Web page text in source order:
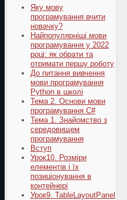
Яку мову
програмування вчити
новачку?
Найпопулярніші мови
програмування у 2022
році: як обрати та
отримати першу роботу
До питання вивчення
мови програмування
Python в школі
Тема 2. Основи мови
програмування C#
Тема 1. Знайомство з
середовищем
програмування
Вступ
Урок10. Розміри
елементів і їх
позиціонування в
контейнері
Урок9. TableLayoutPanel